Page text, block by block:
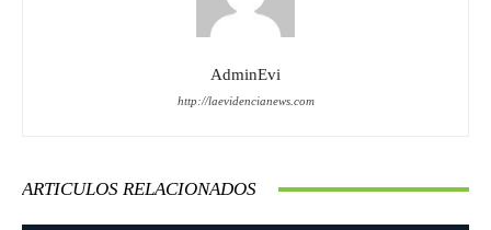
AdminEvi
http://laevidencianews.com
ARTICULOS RELACIONADOS